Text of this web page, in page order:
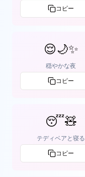
コピー
😌🌙✨
穏やかな夜
コピー
😴🧸
テディベアと寝る
コピー